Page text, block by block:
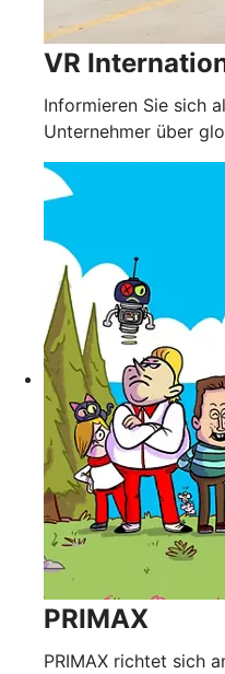
VR
Informieren Sie sich
Unternehmer über
PRIMAX
PRIMAX richtet sich